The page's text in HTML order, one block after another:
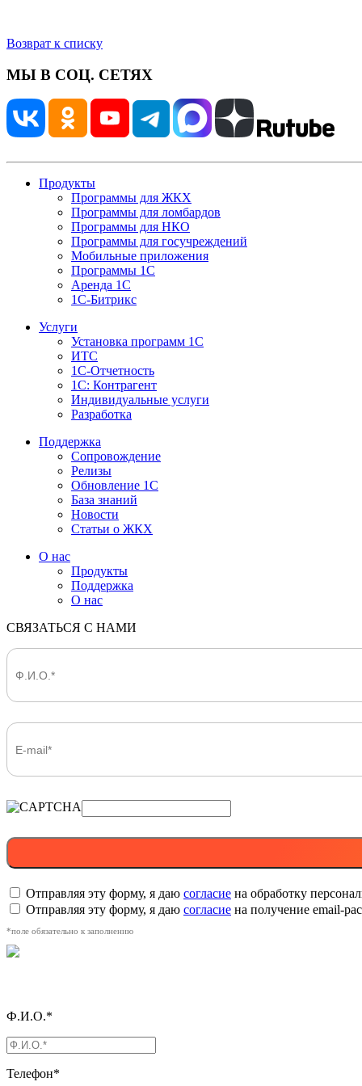
Возврат к списку
МЫ В СОЦ. СЕТЯХ
Продукты
Программы для ЖКХ
Программы для ломбардов
Программы для НКО
Программы для госучреждений
Мобильные приложения
Программы 1С
Аренда 1С
1С-Битрикс
Услуги
Установка программ 1С
ИТС
1С-Отчетность
1С: Контрагент
Индивидуальные услуги
Разработка
Поддержка
Сопровождение
Релизы
Обновление 1С
База знаний
Новости
Статьи о ЖКХ
О нас
Продукты
Поддержка
О нас
СВЯЗАТЬСЯ С НАМИ
Отправляя эту форму, я даю согласие на обработку
Отправляя эту форму, я даю согласие на получение email-
*поле обязательно к заполнению
Ф.И.О.*
Телефон*